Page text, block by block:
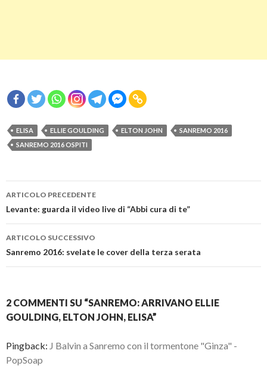
ELISA ELLIE GOULDING ELTON JOHN
SANREMO 2016
SANREMO 2016 OSPITI
Navigazione
articolo
ARTICOLO PRECEDENTE
Levante: guarda il video live di “Abbi cura di te”
ARTICOLO SUCCESSIVO
Sanremo 2016: svelate le cover della terza serata
2 COMMENTI SU “SANREMO: ARRIVANO ELLIE
GOULDING, ELTON JOHN, ELISA”
Pingback: J Balvin a Sanremo con il tormentone "Ginza" -
PopSoap